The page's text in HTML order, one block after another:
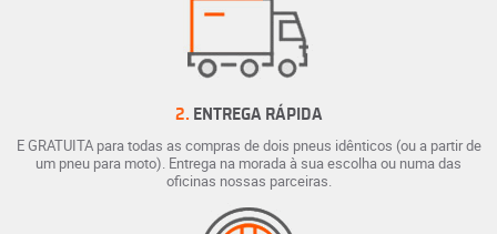
2. ENTREGA RÁPIDA
E GRATUITA para todas as compras de dois pneus idênticos (ou a partir de
um pneu para moto). Entrega na morada à sua escolha ou numa das
oficinas nossas parceiras.